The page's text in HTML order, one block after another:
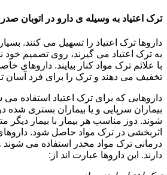
ترک اعتیاد به وسیله ی دارو در اتوبان صدر
داروها ترک اعتیاد را تسهیل می کنند.
به ترک اعتیاد می گیرند، روی تصمیم خود
با علائم ترک مواد کنار بیایند. داروهای
تخفیف می دهند و ترک را برای فرد آسان
داروهایی که برای ترک اعتیاد استفاده
بیماران سرپایی و یا بیماران بستری شده
شوند. دوز مناسب هر بیمار با بیمار دیگر
اثربخشی در ترک مواد حاصل شود.
درمانی ترک مواد مخدر استفاده می
دارند. این داروها عبارت اند از: